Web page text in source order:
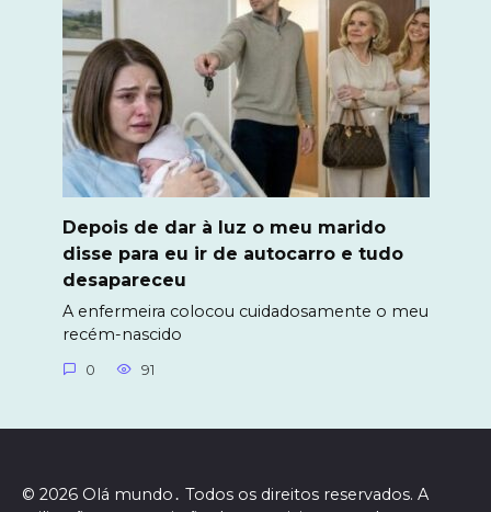
Depois de dar à luz o meu marido
disse para eu ir de autocarro e tudo
desapareceu
A enfermeira colocou cuidadosamente o meu
recém-nascido
0 91
© 2026 Olá mundo․ Todos os direitos reservados. A